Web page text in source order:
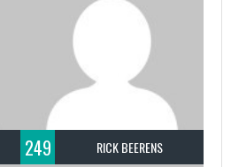
249 RICK BEERENS